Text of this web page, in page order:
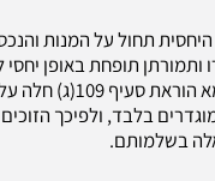
תחול על המנות
ותמורתן תופחת באופן
המנות – או שמא
בלבד, ולפיכך
בשלמותם.